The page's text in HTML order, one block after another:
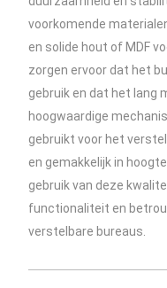
voorkomende
en solide hout of MDF
zorgen ervoor dat het
gebruik en dat het lang
hoogwaardige
gebruikt voor het
en gemakkelijk in
gebruik van deze
functionaliteit en
verstelbare bureaus.